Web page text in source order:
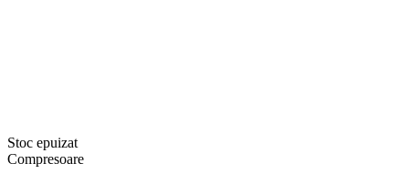
Stoc epuizat
Compresoare